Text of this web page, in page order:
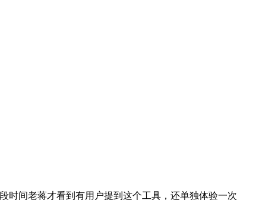
时间老蒋才看到有用户提到这个工具，还单独体验一次